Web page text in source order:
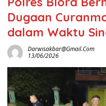
Dugaan
dalam Waktu
Darwisakbar@gmail.com
13/06/2026